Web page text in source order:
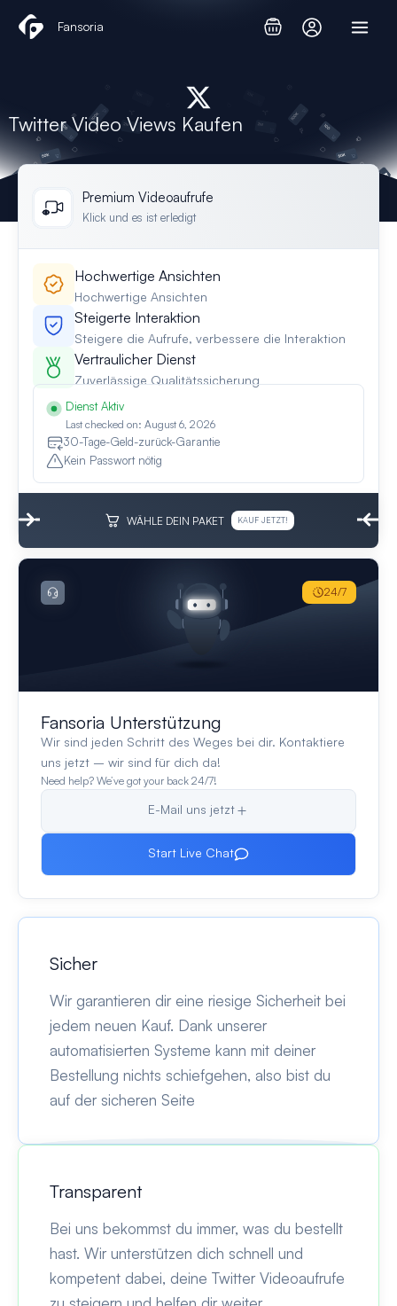
Inhalt
Fansoria
Twitter Video Views Kaufen
Premium Videoaufrufe
Klick und es ist erledigt
Hochwertige Ansichten
Hochwertige Ansichten
Steigerte Interaktion
Steigere die Aufrufe, verbessere die Interaktion
Vertraulicher Dienst
Zuverlässige Qualitätssicherung
Dienst Aktiv
Last checked on: August 6, 2026
30-Tage-Geld-zurück-Garantie
Kein Passwort nötig
WÄHLE DEIN PAKET KAUF JETZT!
Fansoria Unterstützung
Wir sind jeden Schritt des Weges bei dir. Kontaktiere
uns jetzt – wir sind für dich da!
Need help? We’ve got your back 24/7!
E-Mail uns jetzt
Start Live Chat
24/7
Sicher
Wir garantieren dir eine riesige Sicherheit bei
jedem neuen Kauf. Dank unserer
automatisierten Systeme kann mit deiner
Bestellung nichts schiefgehen, also bist du
auf der sicheren Seite
Transparent
Bei uns bekommst du immer, was du bestellt
hast. Wir unterstützen dich schnell und
kompetent dabei, deine Twitter Videoaufrufe